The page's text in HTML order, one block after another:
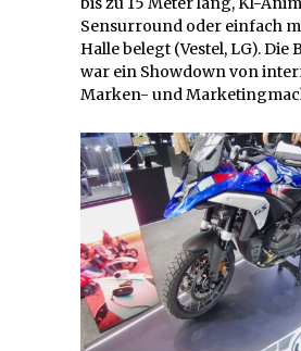
Sensurround oder einfach
Halle belegt (Vestel, LG). Die
war ein Showdown von
Marken- und